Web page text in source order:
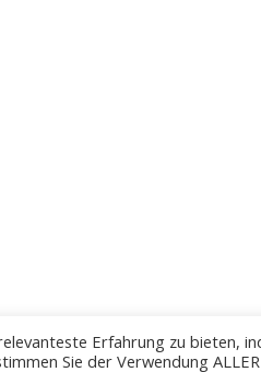
Erfahrung zu bieten,
Sie der Verwendung